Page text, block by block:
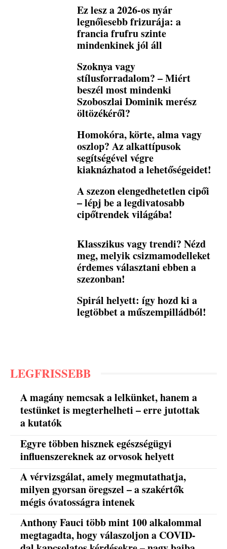
Ez lesz a 2026-os nyár
legnőiesebb frizurája: a
francia frufru szinte
mindenkinek jól áll
Szoknya vagy
stílusforradalom? – Miért
beszél most mindenki
Szoboszlai Dominik merész
öltözékéről?
Homokóra, körte, alma vagy
oszlop? Az alkattípusok
segítségével végre
kiaknázhatod a lehetőségeidet!
A szezon elengedhetetlen cipői
– lépj be a legdivatosabb
cipőtrendek világába!
Klasszikus vagy trendi? Nézd
meg, melyik csizmamodelleket
érdemes választani ebben a
szezonban!
Spirál helyett: így hozd ki a
legtöbbet a műszempilládból!
LEGFRISSEBB
A magány nemcsak a lelkünket, hanem a
testünket is megterhelheti – erre jutottak
a kutatók
Egyre többen hisznek egészségügyi
influenszereknek az orvosok helyett
A vérvizsgálat, amely megmutathatja,
milyen gyorsan öregszel – a szakértők
mégis óvatosságra intenek
Anthony Fauci több mint 100 alkalommal
megtagadta, hogy válaszoljon a COVID-